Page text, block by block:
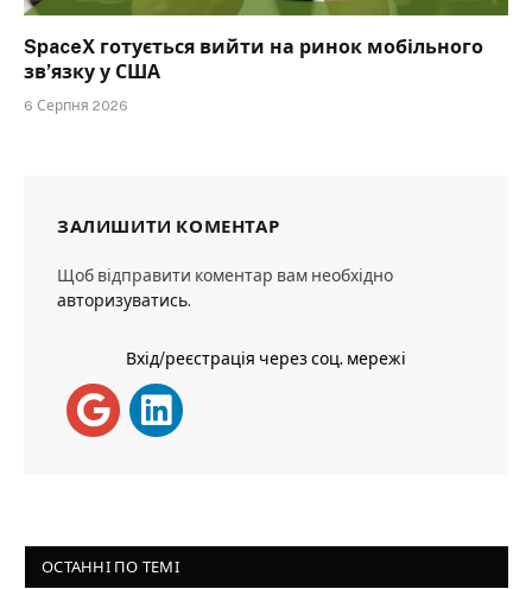
SpaceX готується вийти на ринок мобільного
зв’язку у США
6 Серпня 2026
ЗАЛИШИТИ КОМЕНТАР
Щоб відправити коментар вам необхідно
авторизуватись.
Вхід/реєстрація через соц. мережі
ОСТАННІ ПО ТЕМІ